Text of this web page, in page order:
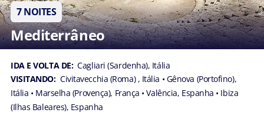
7 NOITES
Mediterrâneo
IDA E VOLTA DE: Cagliari (Sardenha), Itália
VISITANDO: Civitavecchia (Roma) , Itália • Gênova (Portofino),
Itália • Marselha (Provença), França • Valência, Espanha • Ibiza
(Ilhas Baleares), Espanha